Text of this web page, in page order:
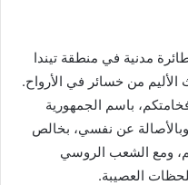
مدنية في منطقة تيندا
من خسائر في الأرواح.
باسم الجمهورية
وبالأصالة عن نفسي، بخالص
ومع الشعب الروسي
العصيبة.